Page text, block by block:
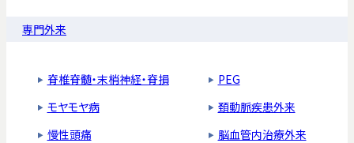
専門外来
脊椎脊髄・末梢神経・脊損
モヤモヤ病
慢性頭痛
PEG
頚動脈疾患外来
脳血管内治療外来